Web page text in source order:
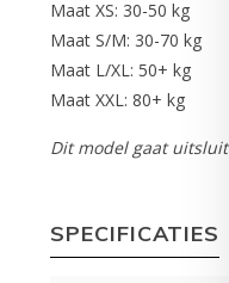
Maat XS: 30-50 kg
Maat S/M: 30-70 kg
Maat L/XL: 50+ kg
Maat XXL: 80+ kg
Dit model gaat
SPECIFICATIES